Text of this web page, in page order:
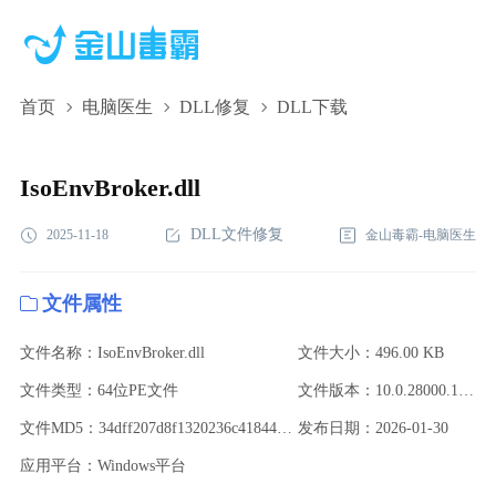
首页 电脑医生 DLL修复 DLL下载
IsoEnvBroker.dll,IsoEnvBroker.dll下载,IsoEnvBroker.dll修复
IsoEnvBroker.dll
2025-11-18 DLL文件修复 金山毒霸-电脑医生
文件属性
文件名称：IsoEnvBroker.dll 文件大小：496.00 KB
文件类型：64位PE文件 文件版本：10.0.28000.1489 (WinBuild.160101.0800)
文件MD5：34dff207d8f1320236c418446ff9dba6 发布日期：2026-01-30
应用平台：Windows平台